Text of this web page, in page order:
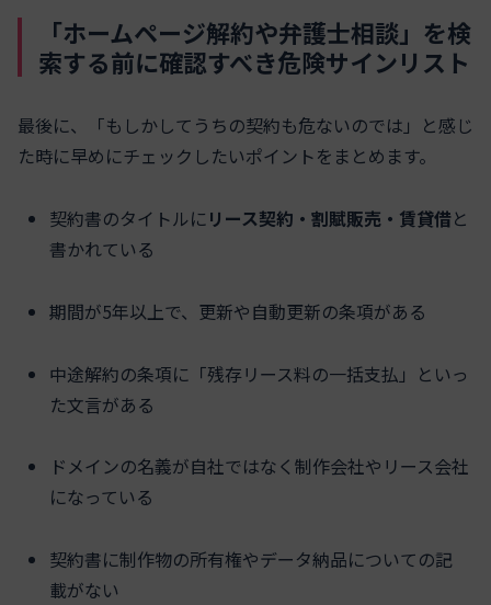
「ホームページ解約や弁護士相談」を検
索する前に確認すべき危険サインリスト
最後に、「もしかしてうちの契約も危ないのでは」と感じ
た時に早めにチェックしたいポイントをまとめます。
契約書のタイトルにリース契約・割賦販売・賃貸借と
書かれている
期間が5年以上で、更新や自動更新の条項がある
中途解約の条項に「残存リース料の一括支払」といっ
た文言がある
ドメインの名義が自社ではなく制作会社やリース会社
になっている
契約書に制作物の所有権やデータ納品についての記
載がない